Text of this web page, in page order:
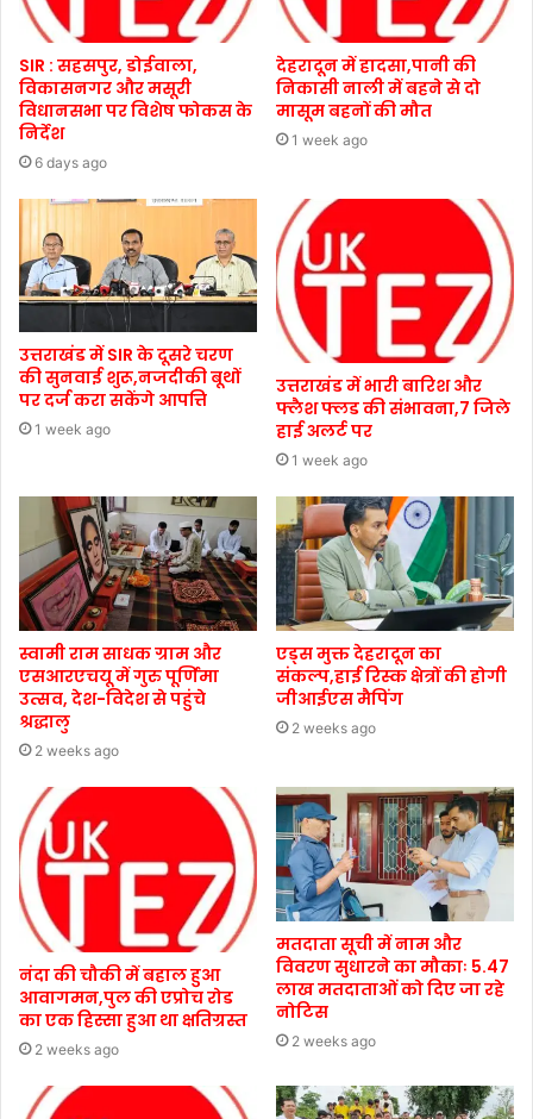
SIR : सहसपुर, डोईवाला,
विकासनगर और मसूरी
विधानसभा पर विशेष फोकस के
निर्देश
6 days ago
देहरादून में हादसा,पानी की
निकासी नाली में बहने से दो
मासूम बहनों की मौत
1 week ago
उत्तराखंड में SIR के दूसरे चरण
की सुनवाई शुरू,नजदीकी बूथों
पर दर्ज करा सकेंगे आपत्ति
1 week ago
उत्तराखंड में भारी बारिश और
फ्लैश फ्लड की संभावना,7 जिले
हाई अलर्ट पर
1 week ago
स्वामी राम साधक ग्राम और
एसआरएचयू में गुरु पूर्णिमा
उत्सव, देश-विदेश से पहुंचे
श्रद्धालु
2 weeks ago
एड्स मुक्त देहरादून का
संकल्प,हाई रिस्क क्षेत्रों की होगी
जीआईएस मैपिंग
2 weeks ago
नंदा की चौकी में बहाल हुआ
आवागमन,पुल की एप्रोच रोड
का एक हिस्सा हुआ था क्षतिग्रस्त
2 weeks ago
मतदाता सूची में नाम और
विवरण सुधारने का मौकाः 5.47
लाख मतदाताओं को दिए जा रहे
नोटिस
2 weeks ago